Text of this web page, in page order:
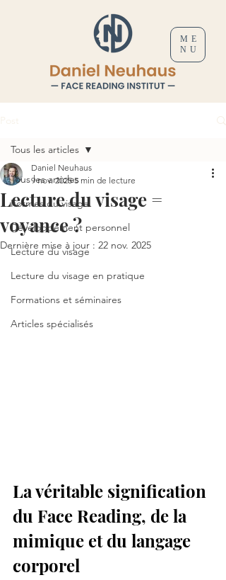
ME
NU
Post
Tous les articles
Formes du visage
Développement personnel
Lecture du visage
Lecture du visage en pratique
Formations et séminaires
Articles spécialisés
Tous les articles
Lecture du visage =
voyance ?
Daniel Neuhaus
9 nov. 2025 5 min de lecture
Dernière mise à jour : 22 nov. 2025
La véritable signification
du Face Reading, de la
mimique et du langage
corporel